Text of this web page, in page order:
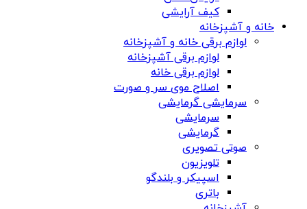
کیف آرایشی
خانه و آشپزخانه
لوازم برقی خانه و آشپزخانه
لوازم برقی آشپزخانه
لوازم برقی خانه
اصلاح موی سر و صورت
سرمایشی گرمایشی
سرمایشی
گرمایشی
صوتی تصویری
تلویزیون
اسپیکر و بلندگو
باتری